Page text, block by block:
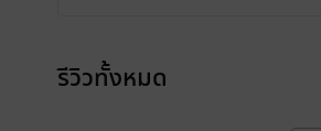
รีวิวทั้งหมด